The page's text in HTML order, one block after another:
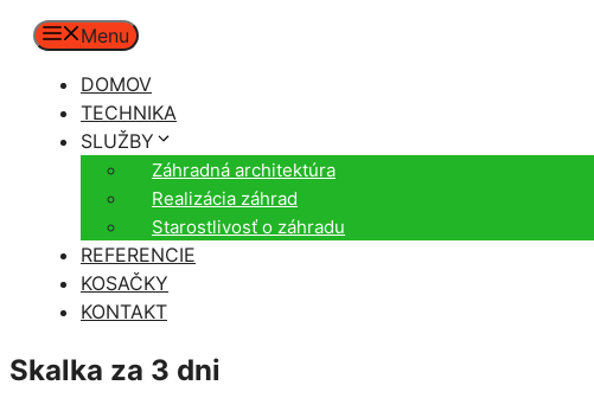
Menu
DOMOV
TECHNIKA
SLUŽBY
Záhradná architektúra
Realizácia záhrad
Starostlivosť o záhradu
REFERENCIE
KOSAČKY
KONTAKT
Skalka za 3 dni